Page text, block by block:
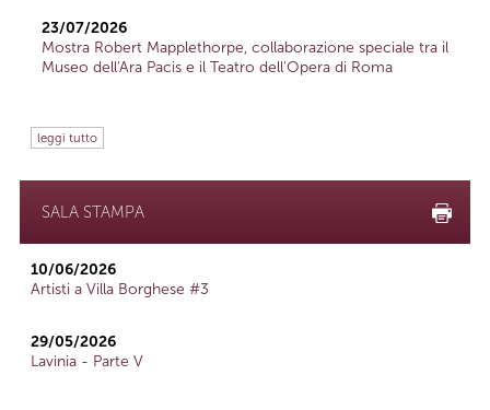
23/07/2026
Mostra Robert Mapplethorpe, collaborazione speciale tra il
Museo dell'Ara Pacis e il Teatro dell'Opera di Roma
leggi tutto
SALA STAMPA
10/06/2026
Artisti a Villa Borghese #3
29/05/2026
Lavinia - Parte V